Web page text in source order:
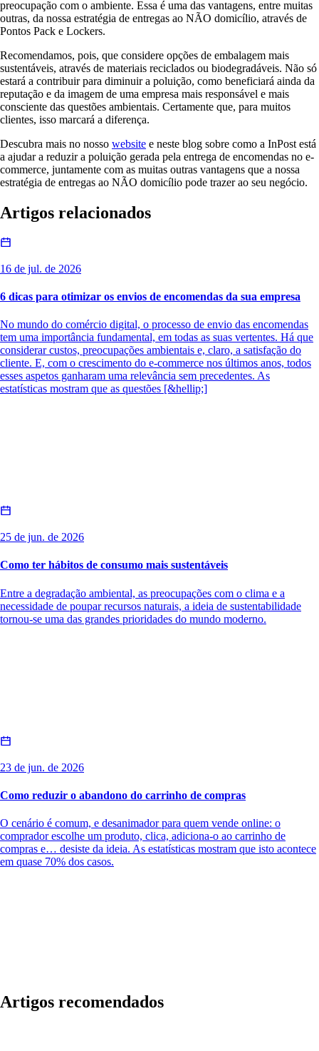
preocupação com o ambiente. Essa é uma das vantagens, entre muitas
outras, da nossa estratégia de entregas ao NÃO domicílio, através de
Pontos Pack e Lockers.
Recomendamos, pois, que considere opções de embalagem mais
sustentáveis, através de materiais reciclados ou biodegradáveis. Não só
estará a contribuir para diminuir a poluição, como beneficiará ainda da
reputação e da imagem de uma empresa mais responsável e mais
consciente das questões ambientais. Certamente que, para muitos
clientes, isso marcará a diferença.
Descubra mais no nosso website e neste blog sobre como a InPost está
a ajudar a reduzir a poluição gerada pela entrega de encomendas no e-
commerce, juntamente com as muitas outras vantagens que a nossa
estratégia de entregas ao NÃO domicílio pode trazer ao seu negócio.
Artigos relacionados
16 de jul. de 2026
6 dicas para otimizar os envios de encomendas da sua empresa
No mundo do comércio digital, o processo de envio das encomendas
tem uma importância fundamental, em todas as suas vertentes. Há que
considerar custos, preocupações ambientais e, claro, a satisfação do
cliente. E, com o crescimento do e-commerce nos últimos anos, todos
esses aspetos ganharam uma relevância sem precedentes. As
estatísticas mostram que as questões [&hellip;]
25 de jun. de 2026
Como ter hábitos de consumo mais sustentáveis
Entre a degradação ambiental, as preocupações com o clima e a
necessidade de poupar recursos naturais, a ideia de sustentabilidade
tornou-se uma das grandes prioridades do mundo moderno.
23 de jun. de 2026
Como reduzir o abandono do carrinho de compras
O cenário é comum, e desanimador para quem vende online: o
comprador escolhe um produto, clica, adiciona-o ao carrinho de
compras e… desiste da ideia. As estatísticas mostram que isto acontece
em quase 70% dos casos.
Artigos recomendados